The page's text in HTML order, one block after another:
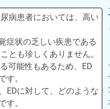
病患者においては、高い
症状の乏しい疾患である
とも珍しくありません。
可能性もあるため、ED
す。
EDに対して、どのような
す。